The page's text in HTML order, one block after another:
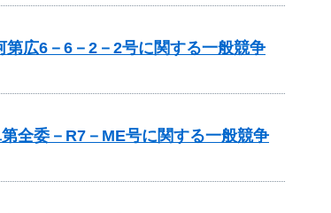
広6－6－2－2号に関する一般競争
全委－R7－ME号に関する一般競争